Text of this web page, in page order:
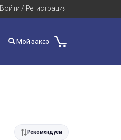
Войти / Регистрация
Мой заказ
Рекомендуем